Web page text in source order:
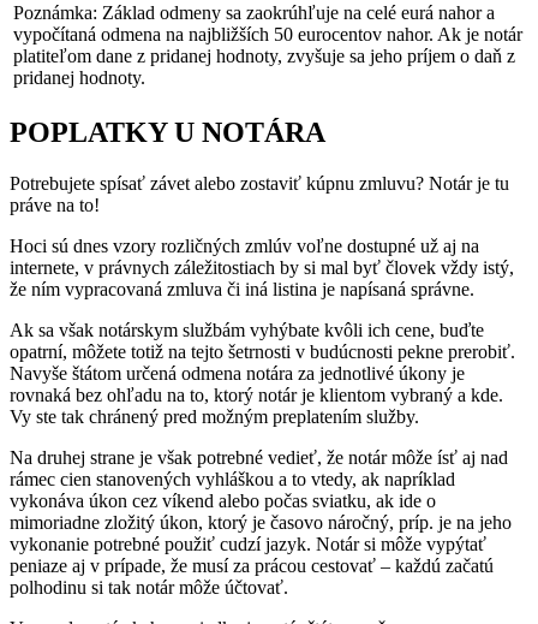
Poznámka: Základ odmeny sa zaokrúhľuje na celé eurá nahor a
vypočítaná odmena na najbližších 50 eurocentov nahor. Ak je notár
platiteľom dane z pridanej hodnoty, zvyšuje sa jeho príjem o daň z
pridanej hodnoty.
POPLATKY U NOTÁRA
Potrebujete spísať závet alebo zostaviť kúpnu zmluvu? Notár je tu
práve na to!
Hoci sú dnes vzory rozličných zmlúv voľne dostupné už aj na
internete, v právnych záležitostiach by si mal byť človek vždy istý,
že ním vypracovaná zmluva či iná listina je napísaná správne.
Ak sa však notárskym službám vyhýbate kvôli ich cene, buďte
opatrní, môžete totiž na tejto šetrnosti v budúcnosti pekne prerobiť.
Navyše štátom určená odmena notára za jednotlivé úkony je
rovnaká bez ohľadu na to, ktorý notár je klientom vybraný a kde.
Vy ste tak chránený pred možným preplatením služby.
Na druhej strane je však potrebné vedieť, že notár môže ísť aj nad
rámec cien stanovených vyhláškou a to vtedy, ak napríklad
vykonáva úkon cez víkend alebo počas sviatku, ak ide o
mimoriadne zložitý úkon, ktorý je časovo náročný, príp. je na jeho
vykonanie potrebné použiť cudzí jazyk. Notár si môže vypýtať
peniaze aj v prípade, že musí za prácou cestovať – každú začatú
polhodinu si tak notár môže účtovať.